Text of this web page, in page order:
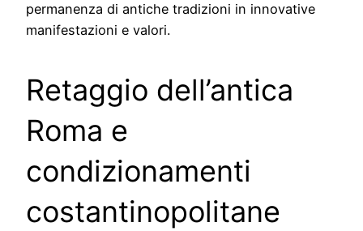
permanenza di antiche tradizioni in innovative
manifestazioni e valori.
Retaggio dell’antica
Roma e
condizionamenti
costantinopolitane